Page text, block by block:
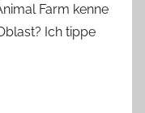
Farm kenne
Ich tippe